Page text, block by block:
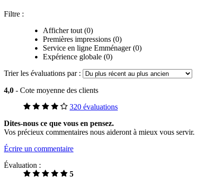
Filtre :
Afficher tout (0)
Premières impressions (0)
Service en ligne Emménager (0)
Expérience globale (0)
Trier les évaluations par :
4,0 - Cote moyenne des clients
320 évaluations
Dites-nous ce que vous en pensez.
Vos précieux commentaires nous aideront à mieux vous servir.
Écrire un commentaire
Évaluation :
5